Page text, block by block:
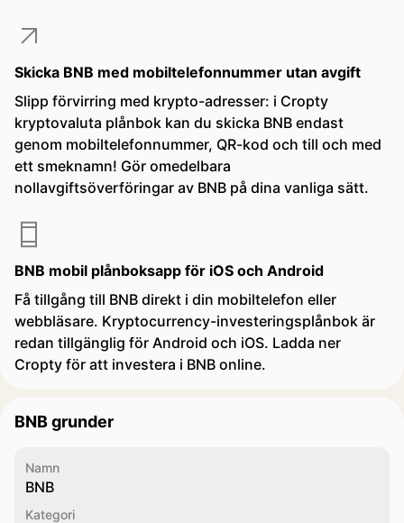
Skicka BNB med mobiltelefonnummer utan avgift
Slipp förvirring med krypto-adresser: i Cropty
kryptovaluta plånbok kan du skicka BNB endast
genom mobiltelefonnummer, QR-kod och till och med
ett smeknamn! Gör omedelbara
nollavgiftsöverföringar av BNB på dina vanliga sätt.
BNB mobil plånboksapp för iOS och Android
Få tillgång till BNB direkt i din mobiltelefon eller
webbläsare. Kryptocurrency-investeringsplånbok är
redan tillgänglig för Android och iOS. Ladda ner
Cropty för att investera i BNB online.
BNB grunder
Namn
BNB
Kategori